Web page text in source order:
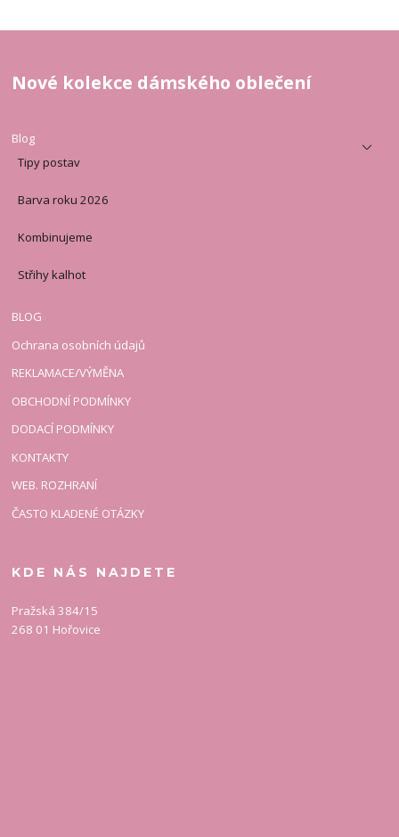
Nové kolekce dámského oblečení
Blog
Tipy postav
Barva roku 2026
Kombinujeme
Střihy kalhot
BLOG
Ochrana osobních údajů
REKLAMACE/VÝMĚNA
OBCHODNÍ PODMÍNKY
DODACÍ PODMÍNKY
KONTAKTY
WEB. ROZHRANÍ
ČASTO KLADENÉ OTÁZKY
KDE NÁS NAJDETE
Pražská 384/15
268 01 Hořovice